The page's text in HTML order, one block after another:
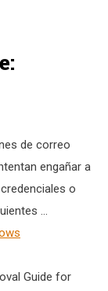
de correo
engañar a
o
...
Guide for